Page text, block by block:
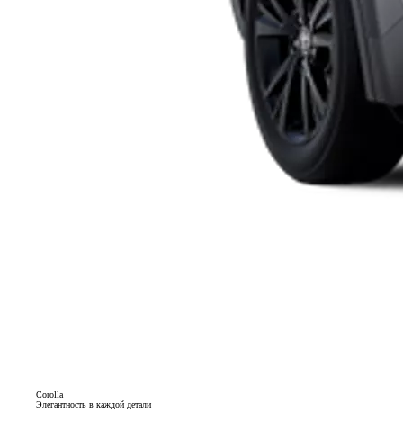
Corolla
Элегантность в каждой детали